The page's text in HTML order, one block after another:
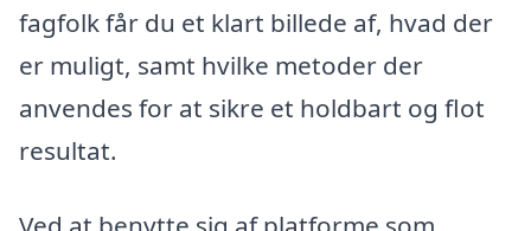
fagfolk får du et klart billede af, hvad der
er muligt, samt hvilke metoder der
anvendes for at sikre et holdbart og flot
resultat.